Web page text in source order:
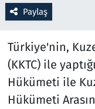
Paylaş
Türkiye'nin,
(KKTC) ile
Hükümeti ile
Hükümeti
Savunma
Spor
Teknoloji ve